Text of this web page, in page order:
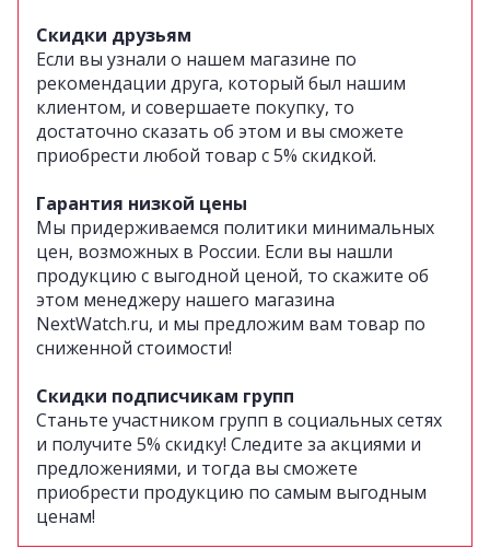
Скидки друзьям
Если вы узнали о нашем магазине по
рекомендации друга, который был нашим
клиентом, и совершаете покупку, то
достаточно сказать об этом и вы сможете
приобрести любой товар с 5% скидкой.
Гарантия низкой цены
Мы придерживаемся политики минимальных
цен, возможных в России. Если вы нашли
продукцию с выгодной ценой, то скажите об
этом менеджеру нашего магазина
NextWatch.ru, и мы предложим вам товар по
сниженной стоимости!
Скидки подписчикам групп
Станьте участником групп в социальных сетях
и получите 5% скидку! Следите за акциями и
предложениями, и тогда вы сможете
приобрести продукцию по самым выгодным
ценам!